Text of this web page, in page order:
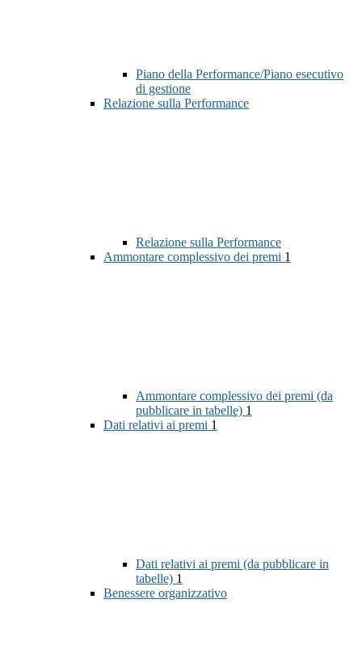
Piano della Performance/Piano esecutivo
di gestione
Relazione sulla Performance
Relazione sulla Performance
Ammontare complessivo dei premi 1
Ammontare complessivo dei premi (da
pubblicare in tabelle) 1
Dati relativi ai premi 1
Dati relativi ai premi (da pubblicare in
tabelle) 1
Benessere organizzativo